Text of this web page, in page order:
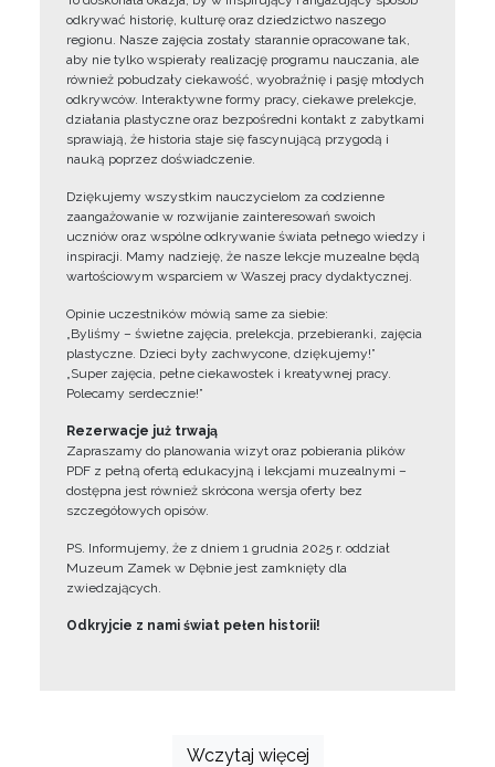
odkrywać historię, kulturę oraz dziedzictwo naszego
regionu. Nasze zajęcia zostały starannie opracowane tak,
aby nie tylko wspierały realizację programu nauczania, ale
również pobudzały ciekawość, wyobraźnię i pasję młodych
odkrywców. Interaktywne formy pracy, ciekawe prelekcje,
działania plastyczne oraz bezpośredni kontakt z zabytkami
sprawiają, że historia staje się fascynującą przygodą i
nauką poprzez doświadczenie.
Dziękujemy wszystkim nauczycielom za codzienne
zaangażowanie w rozwijanie zainteresowań swoich
uczniów oraz wspólne odkrywanie świata pełnego wiedzy i
inspiracji. Mamy nadzieję, że nasze lekcje muzealne będą
wartościowym wsparciem w Waszej pracy dydaktycznej.
Opinie uczestników mówią same za siebie:
„Byliśmy – świetne zajęcia, prelekcja, przebieranki, zajęcia
plastyczne. Dzieci były zachwycone, dziękujemy!”
„Super zajęcia, pełne ciekawostek i kreatywnej pracy.
Polecamy serdecznie!”
Rezerwacje już trwają
Zapraszamy do planowania wizyt oraz pobierania plików
PDF z pełną ofertą edukacyjną i lekcjami muzealnymi –
dostępna jest również skrócona wersja oferty bez
szczegółowych opisów.
PS. Informujemy, że z dniem 1 grudnia 2025 r. oddział
Muzeum Zamek w Dębnie jest zamknięty dla
zwiedzających.
Odkryjcie z nami świat pełen historii!
Wczytaj więcej